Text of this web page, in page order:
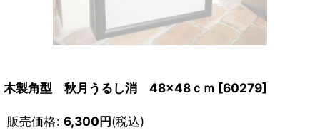
木製角型 秋月うるし消 48×48ｃｍ [60279]
販売価格: 6,300円(税込)